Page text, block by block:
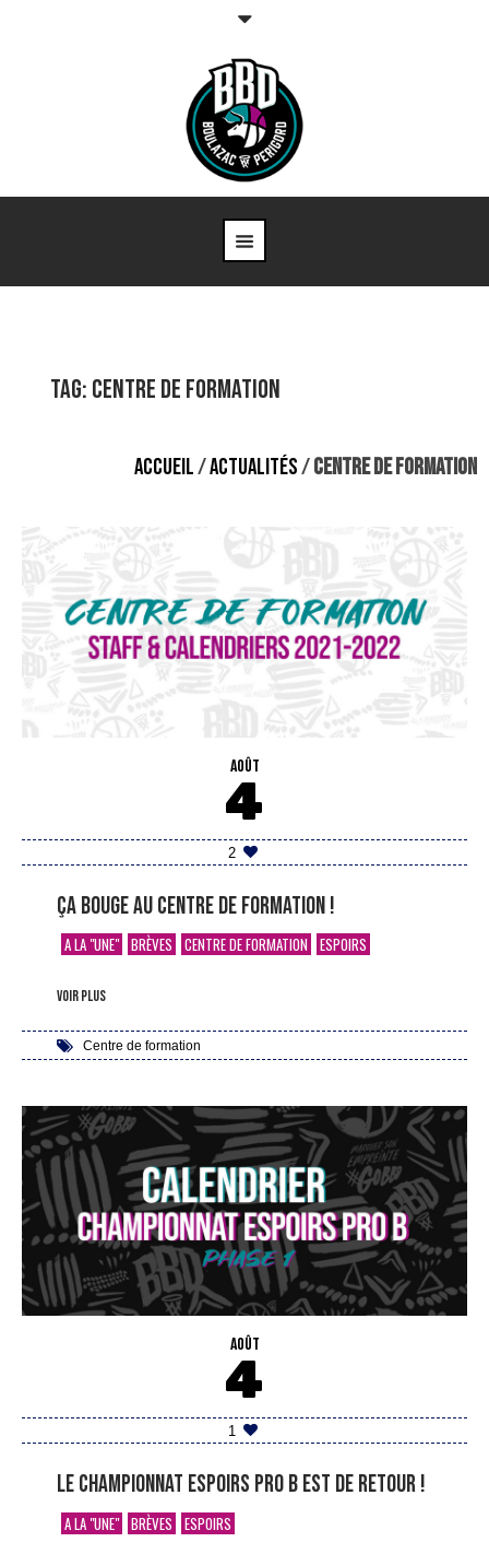
Tag: Centre de formation
ACCUEIL/ACTUALITÉS/CENTRE DE FORMATION
AOÛT
4
2
Ça bouge au Centre de Formation !
A LA "UNE" BRÈVES CENTRE DE FORMATION ESPOIRS
voir plus
Centre de formation
AOÛT
4
1
Le Championnat Espoirs Pro B est de retour !
A LA "UNE" BRÈVES ESPOIRS